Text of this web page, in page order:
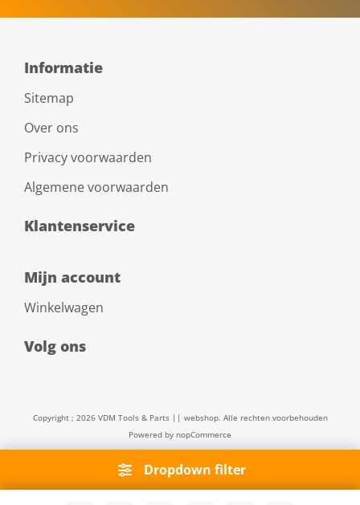
Dropdown filter
Informatie
Sitemap
Over ons
Privacy voorwaarden
Algemene voorwaarden
Klantenservice
Mijn account
Winkelwagen
Volg ons
Copyright ; 2026 VDM Tools & Parts || webshop. Alle rechten voorbehouden
Powered by nopCommerce